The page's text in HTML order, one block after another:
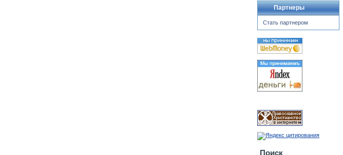
Партнеры
Стать партнером
Поиск